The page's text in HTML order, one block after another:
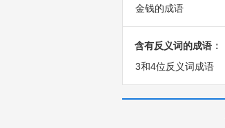
金钱的成语
含有反义词的成语 ：
3和4位反义词成语